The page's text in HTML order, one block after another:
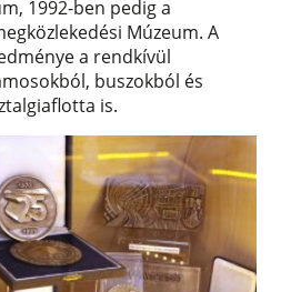
1992-ben pedig a
Múzeum. A
a rendkívül
buszokból és
is.